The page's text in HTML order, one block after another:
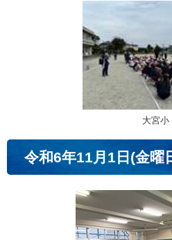
大宮小
令和6年11月1日(金曜